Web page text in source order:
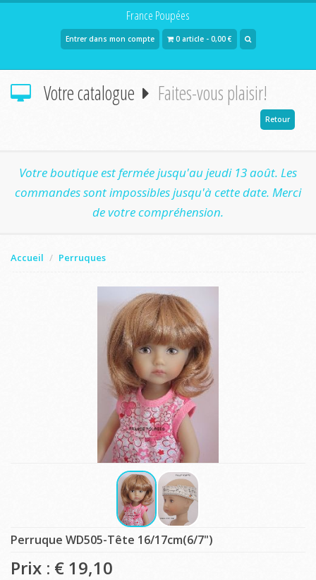
France Poupées
Entrer dans mon compte 0 article - 0,00 €
Votre catalogue Faites-vous plaisir!
Retour
Votre boutique est fermée jusqu'au jeudi 13 août. Les
commandes sont impossibles jusqu'à cette date. Merci
de votre compréhension.
Accueil Perruques
Perruque WD505-Tête 16/17cm(6/7")
Prix : € 19,10